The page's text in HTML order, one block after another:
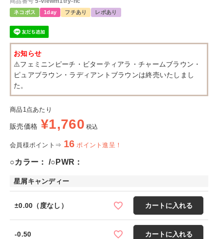
ネコポス 1day フチあり レポあり
お知らせ
⚠️フェミニンピーチ・ビターティアラ・チャームブラウン・
ピュアブラウン・ラディアントブラウンは終売いたしまし
た。
商品1点あたり
販売価格 ¥1,760 税込
会員様ポイント⇒ 16 ポイント進呈！
○カラー： ○PWR：
星屑キャンディー
±0.00（度なし） カートに入れる
-0.50 カートに入れる